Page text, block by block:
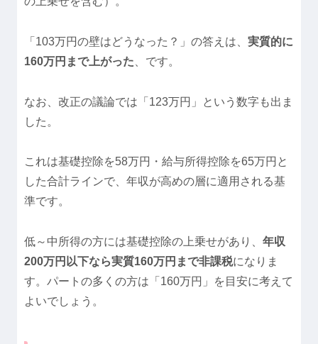
「103万円の壁はどうなった？」の答えは、 実質的に
160万円まで上がった 、です。
なお、改正の議論では「123万円」という数字も出ま
した。
これは基礎控除を58万円・給与所得控除を65万円と
した合計ラインで、年収が高めの層に適用される基
準です。
低～中所得の方には基礎控除の上乗せがあり、 年収
200万円以下なら実質160万円まで非課税になりま
す。パートの多くの方は「160万円」を目安に考えて
よいでしょう。